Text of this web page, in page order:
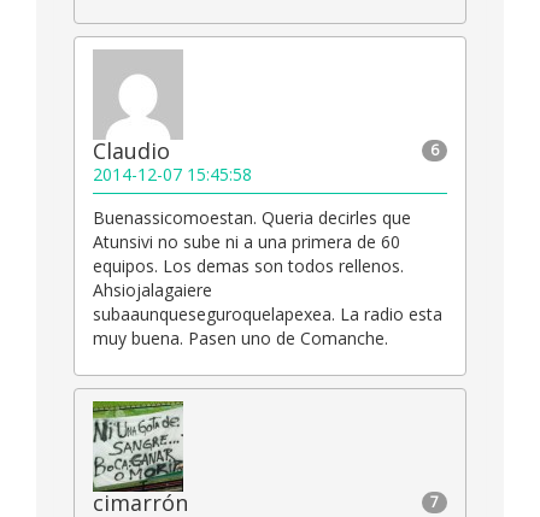
6
Claudio
2014-12-07 15:45:58
Buenassicomoestan. Queria decirles que
Atunsivi no sube ni a una primera de 60
equipos. Los demas son todos rellenos.
Ahsiojalagaiere
subaaunqueseguroquelapexea. La radio esta
muy buena. Pasen uno de Comanche.
7
cimarrón